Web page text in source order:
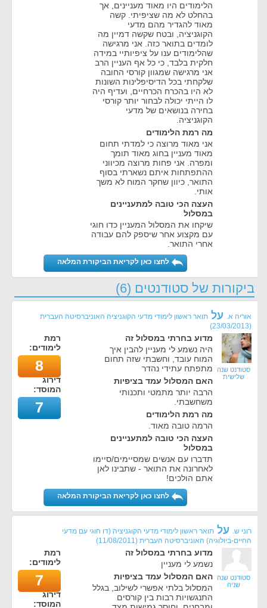
הלימודים היו מאוד מעניינים, אך
בהחלט לא מה שציפיתי. קשה
מאוד להגדיר מהם מדעי
הקוגניציה, ובטח שקשה דמיין מה
לומדים בתואר כזה. אני מרגישה
שהלימודים ענו על ציפיותיי במידה
חלקית בלבד, כי כל אף העניין הרב
אני מרגישה שמגוון קורסי החובה
שלקחתי בכל הדיסיפלינות השונות
לא היו בהכרח הכרחיים, ועדיף היה
לו הייתי יכולה לבחור יותר קורסי
בחירה בנושאים של מדעי
הקוגניציה.
מה רמת הלימודים
אני מאוד מרוצה כי למדתי תחום
מאוד מעניין בחוג מאוד תומך
ומפרה. אני פחות מרוצה מכיווני
ההתפתחות איתם נשארתי בסוף
התואר, כיוון שחקר המוח לא משך
אותי.
העצה הכי טובה למתעניינים
במסלול
שיקחו את המסלול המעניין כדו חוגי
עם מקצוע אחר שיספק להם עבודה
אחרי התואר.
לחצו כאן לקריאת הביקורת המלאה
ביקורות של סטודנטים (6)
אוריה א. על תואר ראשון לימודי מדעי הקוגניציה האוניברסיטה העברית
(
23/03/2013
)
סטודנט שנה
שלישית
מדוע בחרתי במסלול זה
היה נשמע לי מעניין להבין איך
המוח עובד, וחשבתי שזה תחום
מתפתח עתידי נהדר
האם המסלול עמד בציפיות
הרבה יותר מתמטי ותכנותי
משחשבתי.
מה רמת הלימודים
הרמה טובה מאוד.
העצה הכי טובה למתעניינים
במסלול
תדברו עם אנשים שמסיימים/סיימו
לאחרונה את התואר - שתבינו לאן
אתם הולכים!
רמת
לימודים:
8
דירוג
המוסד:
7
לחצו כאן לקריאת הביקורת המלאה
רוני ש. על תואר ראשון לימודי מדעי הקוגניציה (דו חוגי עם מדעי
החיים-ביולוגיה) האוניברסיטה העברית (
11/08/2011
)
סטודנט שנה
שניה
מדוע בחרתי במסלול זה
נשמע לי מעניין
האם המסלול עמד בציפיות
המסלול בלתי אפשרי לשילוב, בגלל
התנגשויות רבות בין קורסים
רמת
לימודים:
7
דירוג
המוסד: